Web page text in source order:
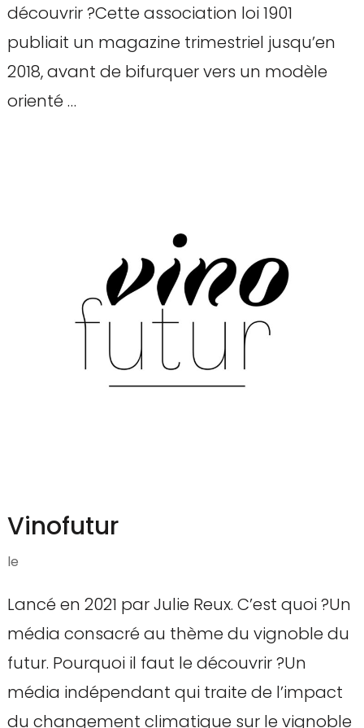
découvrir ?Cette association loi 1901
publiait un magazine trimestriel jusqu’en
2018, avant de bifurquer vers un modèle
orienté …
Vinofutur
le
Lancé en 2021 par Julie Reux. C’est quoi ?Un
média consacré au thème du vignoble du
futur. Pourquoi il faut le découvrir ?Un
média indépendant qui traite de l’impact
du changement climatique sur le vignoble